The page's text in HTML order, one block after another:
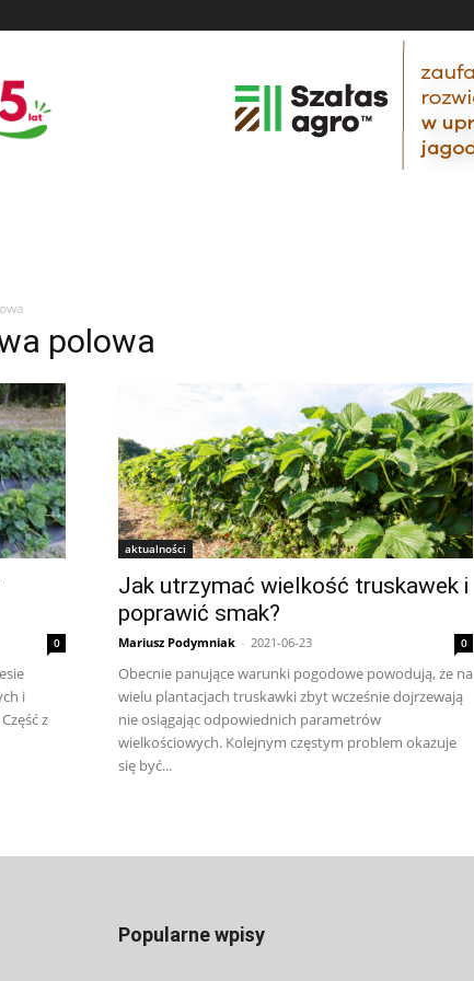
polowa
0
i
z
aktualności
Jak utrzymać wielkość truskawek i
poprawić smak?
Mariusz Podymniak - 2021-06-23 0
Obecnie panujące warunki pogodowe powodują, że na
wielu plantacjach truskawki zbyt wcześnie dojrzewają
nie osiągając odpowiednich parametrów
wielkościowych. Kolejnym częstym problem okazuje
się być...
Popularne wpisy